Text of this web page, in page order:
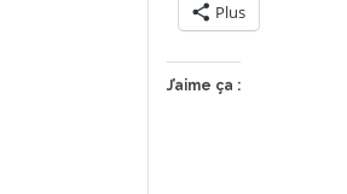
Plus
J’aime ça :